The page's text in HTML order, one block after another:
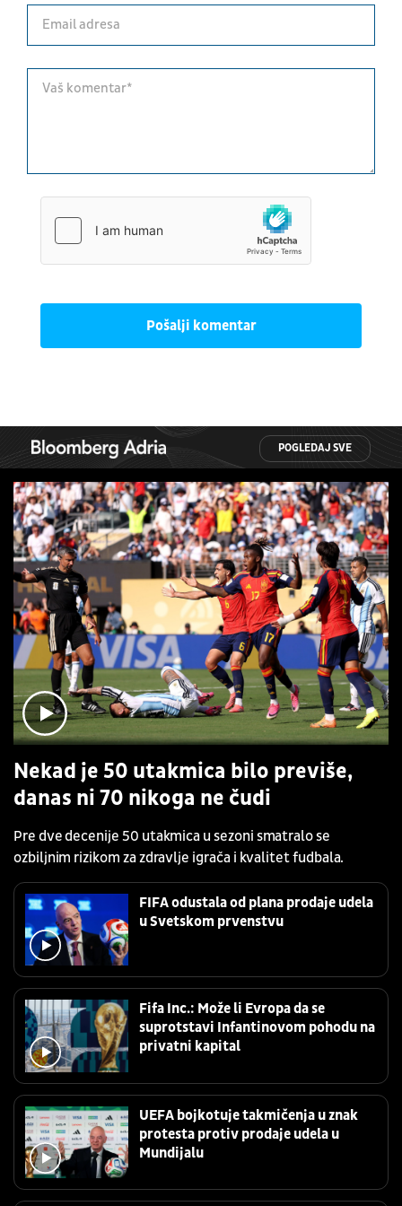
Pošalji komentar
POGLEDAJ SVE
Nekad je 50 utakmica bilo previše,
danas ni 70 nikoga ne čudi
Pre dve decenije 50 utakmica u sezoni smatralo se
ozbiljnim rizikom za zdravlje igrača i kvalitet fudbala.
FIFA odustala od plana prodaje udela
u Svetskom prvenstvu
Fifa Inc.: Može li Evropa da se
suprotstavi Infantinovom pohodu na
privatni kapital
UEFA bojkotuje takmičenja u znak
protesta protiv prodaje udela u
Mundijalu